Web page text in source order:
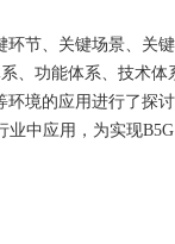
节、关键场景、关
、功能体系、技术体
境的应用进行了探
业中应用，为实现